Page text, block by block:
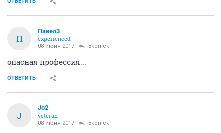
ОТВЕТИТЬ
П
Павел3
experienced
08 июня 2017 Ekonick
опасная профессия...
ОТВЕТИТЬ
J
Jo2
veteran
08 июня 2017 Ekonick